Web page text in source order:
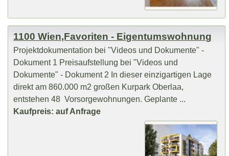
1100 Wien,Favoriten - Eigentumswohnung
Projektdokumentation bei "Videos und Dokumente" -
Dokument 1 Preisaufstellung bei "Videos und
Dokumente" - Dokument 2 In dieser einzigartigen Lage
direkt am 860.000 m2 großen Kurpark Oberlaa,
entstehen 48 Vorsorgewohnungen. Geplante ...
Kaufpreis: auf Anfrage